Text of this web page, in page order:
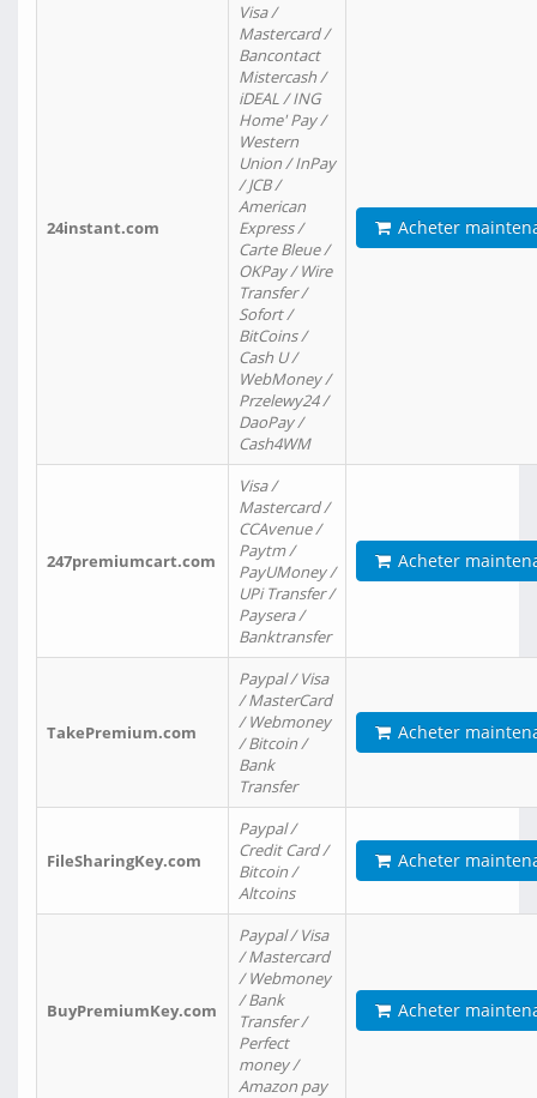
24instant.com
Visa /
Mastercard /
Bancontact
Mistercash /
iDEAL / ING
Home' Pay /
Western
Union / InPay
/ JCB /
American
Express /
Carte Bleue /
OKPay / Wire
Transfer /
Sofort /
BitCoins /
Cash U /
WebMoney /
Przelewy24 /
DaoPay /
Cash4WM
Acheter
247premiumcart.com
Visa /
Mastercard /
CCAvenue /
Paytm /
PayUMoney /
UPi Transfer /
Paysera /
Banktransfer
Acheter
TakePremium.com
Paypal / Visa
/ MasterCard
/ Webmoney
/ Bitcoin /
Bank
Transfer
Acheter
FileSharingKey.com
Paypal /
Credit Card /
Bitcoin /
Altcoins
Acheter
BuyPremiumKey.com
Paypal / Visa
/ Mastercard
/ Webmoney
/ Bank
Transfer /
Perfect
money /
Amazon pay
Acheter